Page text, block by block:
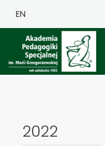
EN
2022